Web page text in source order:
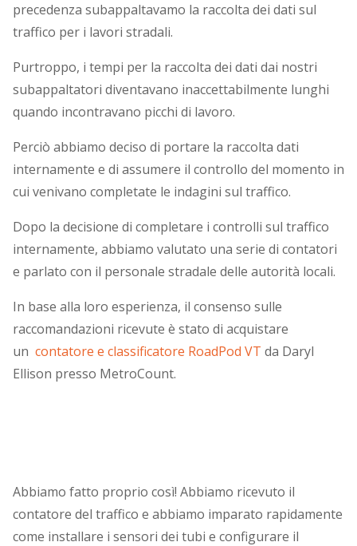
precedenza subappaltavamo la raccolta dei dati sul
traffico per i lavori stradali.
Purtroppo, i tempi per la raccolta dei dati dai nostri
subappaltatori diventavano inaccettabilmente lunghi
quando incontravano picchi di lavoro.
Perciò abbiamo deciso di portare la raccolta dati
internamente e di assumere il controllo del momento in
cui venivano completate le indagini sul traffico.
Dopo la decisione di completare i controlli sul traffico
internamente, abbiamo valutato una serie di contatori
e parlato con il personale stradale delle autorità locali.
In base alla loro esperienza, il consenso sulle
raccomandazioni ricevute è stato di acquistare
un contatore e classificatore RoadPod VT da Daryl
Ellison presso MetroCount.
Abbiamo fatto proprio così! Abbiamo ricevuto il
contatore del traffico e abbiamo imparato rapidamente
come installare i sensori dei tubi e configurare il